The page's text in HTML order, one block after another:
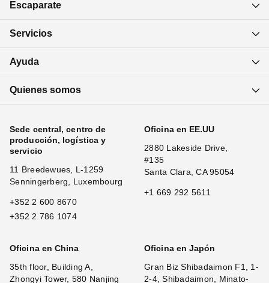
Escaparate
Servicios
Ayuda
Quienes somos
Sede central, centro de
producción, logística y
servicio
11 Breedewues, L-1259
Senningerberg, Luxembourg
+352 2 600 8670
+352 2 786 1074
Oficina en EE.UU
2880 Lakeside Drive,
#135
Santa Clara, CA 95054
+1 669 292 5611
Oficina en China
35th floor, Building A,
Zhongyi Tower, 580 Nanjing
Oficina en Japón
Gran Biz Shibadaimon F1, 1-
2-4, Shibadaimon, Minato-